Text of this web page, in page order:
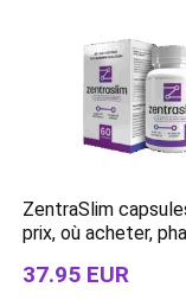
ZentraSlim
prix, où acheter,
37.95 EUR